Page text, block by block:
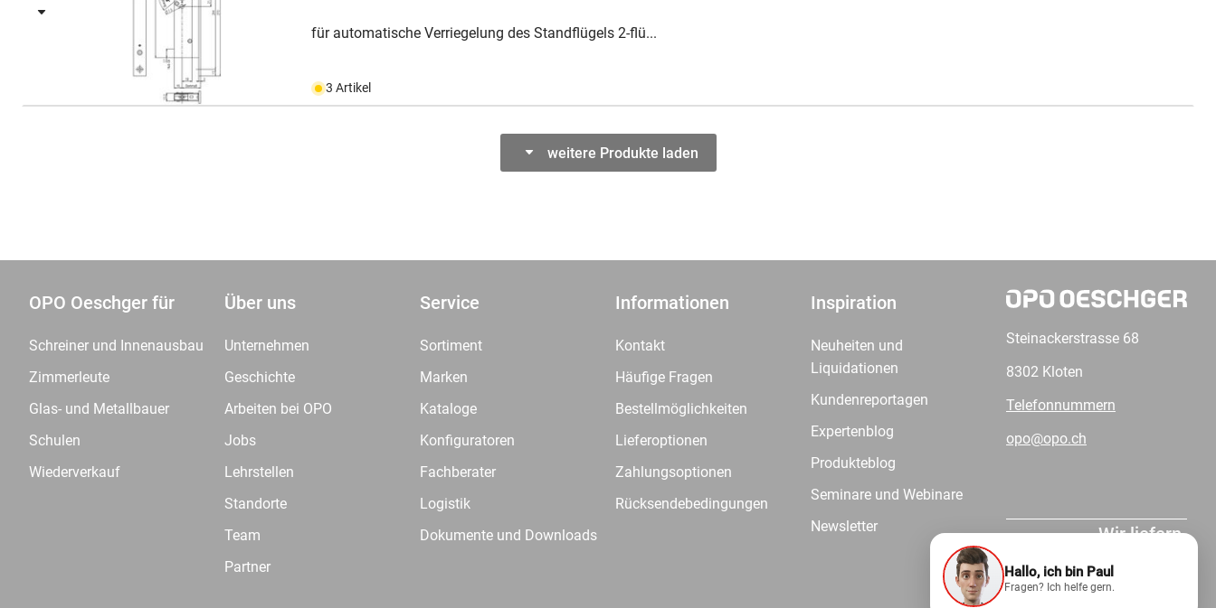
für automatische Verriegelung des Standflügels 2-flü...
3 Artikel
weitere Produkte laden
OPO Oeschger für
Schreiner und Innenausbau
Zimmerleute
Glas- und Metallbauer
Schulen
Wiederverkauf
Über uns
Unternehmen
Geschichte
Arbeiten bei OPO
Jobs
Lehrstellen
Standorte
Team
Partner
Service
Sortiment
Marken
Kataloge
Konfiguratoren
Fachberater
Logistik
Dokumente und Downloads
Informationen
Kontakt
Häufige Fragen
Bestellmöglichkeiten
Lieferoptionen
Zahlungsoptionen
Rücksendebedingungen
Inspiration
Neuheiten und
Liquidationen
Kundenreportagen
Expertenblog
Produkteblog
Seminare und Webinare
Newsletter
Steinackerstrasse 68
8302 Kloten
Telefonnummern
opo@opo.ch
Wir liefern.
Hallo, ich bin Paul
Fragen? Ich helfe gern.